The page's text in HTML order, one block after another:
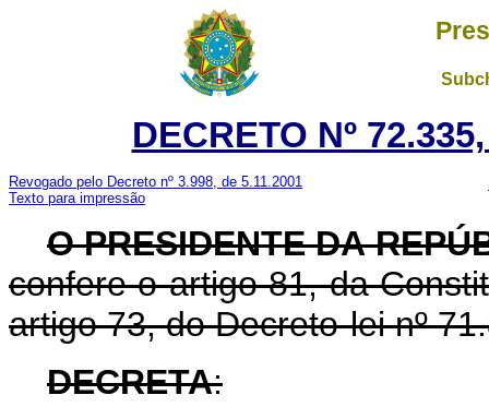
DECRETO Nº
Revogado pelo Decreto nº 3.998, de 5.11.2001
Texto para impressão
O PRESIDENTE DA
confere o artigo 81, da
artigo 73, do Decreto-lei nº
DECRETA: